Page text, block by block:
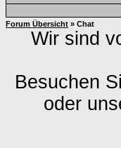
Forum Übersicht » Chat
Wir sind
Besuchen
oder